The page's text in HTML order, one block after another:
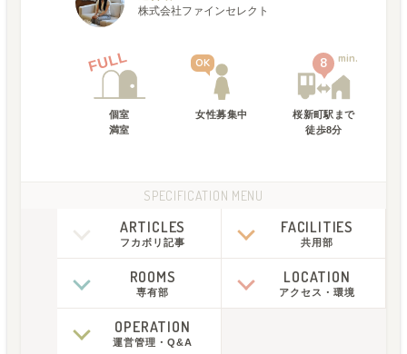
FULL
個室
満室
OK
女性募集中
8 min.
桜新町駅 まで
徒歩8分
株式会社ファインセレクト
SPECIFICATION MENU
ARTICLES
フカボリ記事
FACILITIES
共用部
ROOMS
専有部
LOCATION
アクセス ・環境
OPERATION
運営管理 ・Q&A